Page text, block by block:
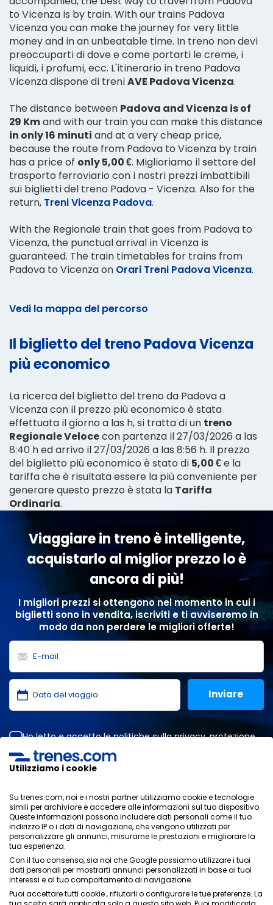
to Vicenza is by train. With our trains Padova
Vicenza you can make the journey for very little
money and in an unbeatable time. In treno non devi
preoccuparti di dove e come portarti le creme, i
liquidi, i profumi, ecc. L'itinerario in treno Padova
Vicenza dispone di treniAVE Padova Vicenza.
The distance between Padova and Vicenza is of
29 Kmand with our train you can make this distance
in only 16 minuti and at a very cheap price,
because the route from Padova to Vicenza by train
has a price of only 5,00 €. Miglioriamo il settore del
trasporto ferroviario con i nostri prezzi imbattibili
sui biglietti del treno Padova - Vicenza. Also for the
return, Treni Vicenza Padova.
With the Regionale train that goes from Padova to
Vicenza, the punctual arrival in Vicenza is
guaranteed. The train timetables for trains from
Padova to Vicenza on Orari Treni Padova Vicenza.
Vedi la mappa del percorso
Il biglietto del treno Padova Vicenza
più economico
La ricerca del biglietto del treno da Padova a
Vicenza con il prezzo più economico è stata
effettuata il giorno a las h, si tratta di un treno
Regionale Velocecon partenza il 27/03/2026 a las
8:40 h ed arrivo il 27/03/2026 a las 8:56 h. Il prezzo
del biglietto più economico è stato di 5,00 €e la
tariffa che è risultata essere la più conveniente per
generare questo prezzo è stata la Tariffa
Ordinaria.
Viaggiare in treno è intelligente,
acquistarlo al miglior prezzo lo è
ancora di più!
I migliori prezzi si ottengono nel momento in cui i
biglietti sono in vendita, iscriviti e ti avviseremo in
modo da non perdere le migliori offerte!
Ho letto e accetto lepolitiche sulla privacy,protezione
Informativa sulla privacy
Condizioni generali
Politica sui cookies
Politica di sicurezza
Contatti
Utilizziamo i cookie
Su trenes.com, noi e i nostri partner utilizziamo cookie e tecnologie
simili per archiviare e accedere alle informazioni sul tuo dispositivo.
Queste informazioni possono includere dati personali come il tuo
indirizzo IP o i dati di navigazione, che vengono utilizzati per
personalizzare gli annunci, misurarne le prestazioni e migliorare la
tua esperienza.
Con il tuo consenso, sia noi che Google possiamo utilizzare i tuoi
dati personali per mostrarti annunci personalizzati in base ai tuoi
interessi e al tuo comportamento di navigazione.
Puoi accettare tutti cookie , rifiutarli o configurare le tue preferenze. La